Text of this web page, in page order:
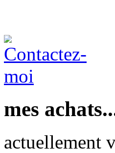
mes
actuellement